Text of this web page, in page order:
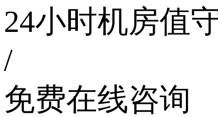
24小时机房值
/
免费在线咨询